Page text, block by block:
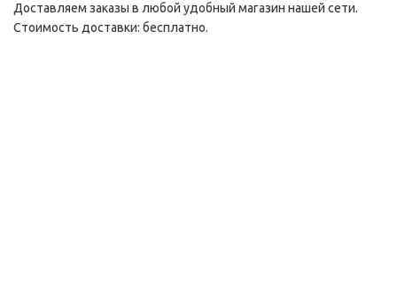
Доставляем заказы в любой удобный магазин нашей сети.
Стоимость доставки: бесплатно.